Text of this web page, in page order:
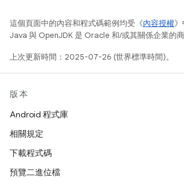
這個頁面中的內容和程式碼範例均受《內容授權》
Java 與 OpenJDK 是 Oracle 和/或其關係企業的商
上次更新時間：2025-07-26 (世界標準時間)。
版本
Android 程式庫
相關規定
下載程式碼
預覽二進位檔